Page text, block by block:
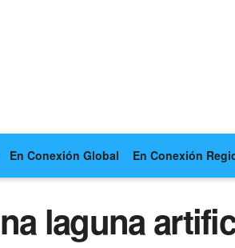
En Conexión Global En Conexión
laguna